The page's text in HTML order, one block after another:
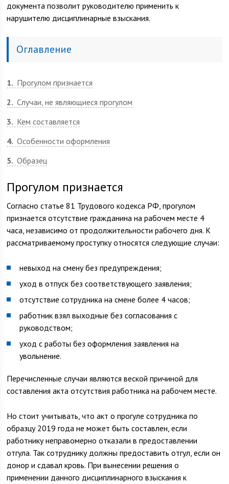
документа позволит руководителю применить к
нарушителю дисциплинарные взыскания.
Оглавление
1
Прогулом признается
2
Случаи, не являющиеся прогулом
3
Кем составляется
4 Особенности оформления
5 Образец
Прогулом признается
Согласно статье 81 Трудового кодекса РФ, прогулом
признается отсутствие гражданина на рабочем месте 4
часа, независимо от продолжительности рабочего дня. К
рассматриваемому проступку относятся следующие случаи:
невыход на смену без предупреждения;
уход в отпуск без соответствующего заявления;
отсутствие сотрудника на смене более 4 часов;
работник взял выходные без согласования с
руководством;
уход с работы без оформления заявления на
увольнение.
Перечисленные случаи являются веской причиной для
составления акта отсутствия работника на рабочем месте.
Но стоит учитывать, что акт о прогуле сотрудника по
образцу 2019 года не может быть составлен, если
работнику неправомерно отказали в предоставлении
отгула. Так сотруднику должны предоставить отгул, если он
донор и сдавал кровь. При вынесении решения о
применении данного дисциплинарного взыскания к